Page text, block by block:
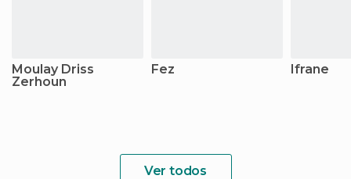
Moulay Driss
Zerhoun
Fez Ifrane
Ver todos